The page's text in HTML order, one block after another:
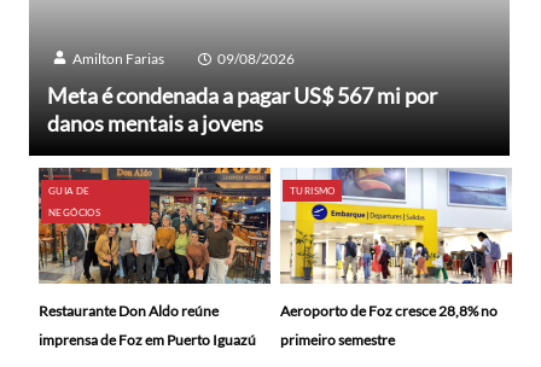
Amilton Farias 09/08/2026
Meta é condenada a pagar US$ 567 mi por
danos mentais a jovens
GUIA DE
NEGÓCIOS
Restaurante Don Aldo reúne
imprensa de Foz em Puerto Iguazú
TURISMO
Aeroporto de Foz cresce 28,8% no
primeiro semestre